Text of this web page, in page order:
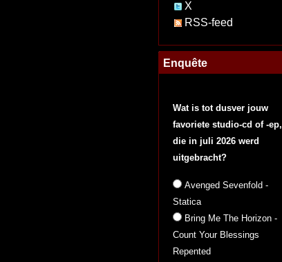
X
RSS-feed
Enquête
Wat is tot dusver jouw
favoriete studio-cd of -ep,
die in juli 2026 werd
uitgebracht?
Avenged Sevenfold -
Statica
Bring Me The Horizon -
Count Your Blessings
Repented